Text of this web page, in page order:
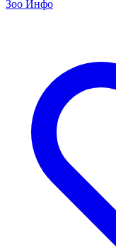
Зоо Инфо